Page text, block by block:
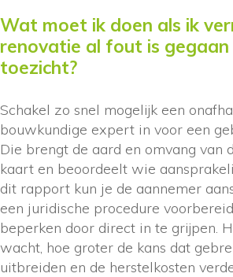
Wat moet ik doen als ik
renovatie al fout is
toezicht?
Schakel zo snel mogelijk een
bouwkundige expert in voor een
Die brengt de aard en omvang van
kaart en beoordeelt wie
dit rapport kun je de aannemer
een juridische procedure
beperken door direct in te grijpen.
wacht, hoe groter de kans dat
uitbreiden en de herstelkosten